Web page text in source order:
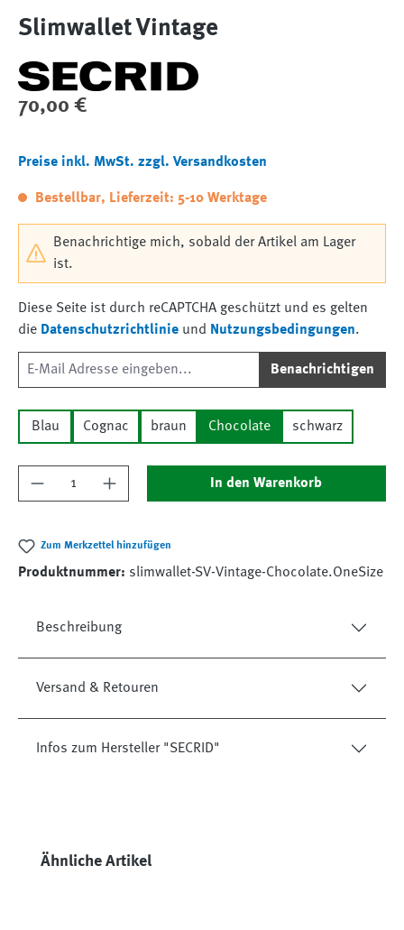
Slimwallet Vintage
Regulärer Preis:
70,00 €
Preise inkl. MwSt. zzgl. Versandkosten
Bestellbar, Lieferzeit: 5-10 Werktage
Benachrichtige mich, sobald der Artikel am Lager
ist.
Diese Seite ist durch reCAPTCHA geschützt und es gelten
die Datenschutzrichtlinie und Nutzungsbedingungen.
Benachrichtigen
Blau Cognac braun Chocolate schwarz
Produkt Anzahl: Gib den gewünschten Wert
In den Warenkorb
Zum Merkzettel hinzufügen
Produktnummer: slimwallet-SV-Vintage-Chocolate.OneSize
Beschreibung
Versand & Retouren
Infos zum Hersteller "SECRID"
Produktgalerie überspringen
Ähnliche Artikel